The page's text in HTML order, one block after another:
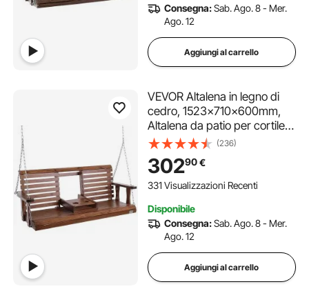
Consegna:Sab. Ago. 8 - Mer.
Ago. 12
Aggiungi al carrello
VEVOR Altalena in legno di
cedro, 1523x710x600mm,
Altalena da patio per cortile
giardino, Capacità carico
circa 400 kg, con Panca
sedia a dondolo catene
sospese per uso esterno,
(236)
30290€
331 Visualizzazioni Recenti
Disponibile
Consegna:Sab. Ago. 8 - Mer.
Ago. 12
Aggiungi al carrello